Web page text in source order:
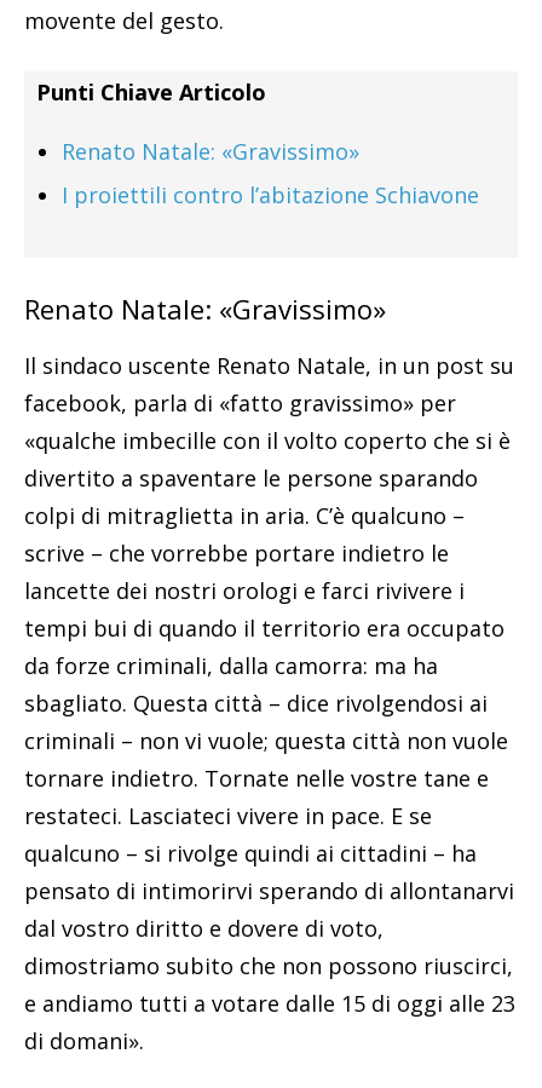
movente del gesto.
Punti Chiave Articolo
Renato Natale: «Gravissimo»
I proiettili contro l’abitazione Schiavone
Renato Natale: «Gravissimo»
Il sindaco uscente Renato Natale, in un post su
facebook, parla di «fatto gravissimo» per
«qualche imbecille con il volto coperto che si è
divertito a spaventare le persone sparando
colpi di mitraglietta in aria. C’è qualcuno –
scrive – che vorrebbe portare indietro le
lancette dei nostri orologi e farci rivivere i
tempi bui di quando il territorio era occupato
da forze criminali, dalla camorra: ma ha
sbagliato. Questa città – dice rivolgendosi ai
criminali – non vi vuole; questa città non vuole
tornare indietro. Tornate nelle vostre tane e
restateci. Lasciateci vivere in pace. E se
qualcuno – si rivolge quindi ai cittadini – ha
pensato di intimorirvi sperando di allontanarvi
dal vostro diritto e dovere di voto,
dimostriamo subito che non possono riuscirci,
e andiamo tutti a votare dalle 15 di oggi alle 23
di domani».